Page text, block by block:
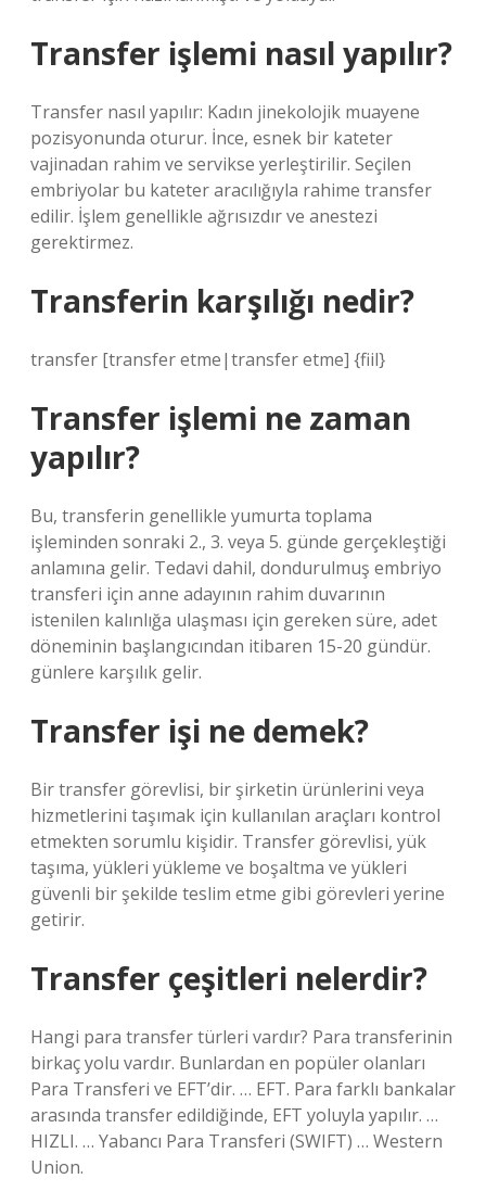
Transfer işlemi nasıl yapılır?
Transfer nasıl yapılır: Kadın jinekolojik muayene
pozisyonunda oturur. İnce, esnek bir kateter
vajinadan rahim ve servikse yerleştirilir. Seçilen
embriyolar bu kateter aracılığıyla rahime transfer
edilir. İşlem genellikle ağrısızdır ve anestezi
gerektirmez.
Transferin karşılığı nedir?
transfer [transfer etme|transfer etme] {fiil}
Transfer işlemi ne zaman
yapılır?
Bu, transferin genellikle yumurta toplama
işleminden sonraki 2., 3. veya 5. günde gerçekleştiği
anlamına gelir. Tedavi dahil, dondurulmuş embriyo
transferi için anne adayının rahim duvarının
istenilen kalınlığa ulaşması için gereken süre, adet
döneminin başlangıcından itibaren 15-20 gündür.
günlere karşılık gelir.
Transfer işi ne demek?
Bir transfer görevlisi, bir şirketin ürünlerini veya
hizmetlerini taşımak için kullanılan araçları kontrol
etmekten sorumlu kişidir. Transfer görevlisi, yük
taşıma, yükleri yükleme ve boşaltma ve yükleri
güvenli bir şekilde teslim etme gibi görevleri yerine
getirir.
Transfer çeşitleri nelerdir?
Hangi para transfer türleri vardır? Para transferinin
birkaç yolu vardır. Bunlardan en popüler olanları
Para Transferi ve EFT’dir. … EFT. Para farklı bankalar
arasında transfer edildiğinde, EFT yoluyla yapılır. …
HIZLI. … Yabancı Para Transferi (SWIFT) … Western
Union.